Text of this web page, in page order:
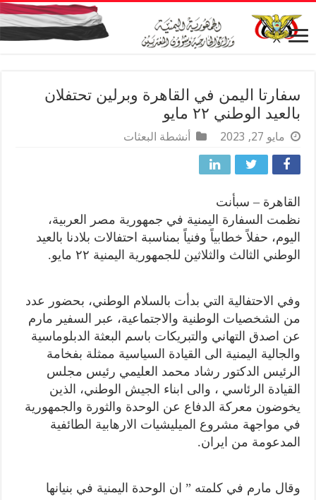
سفارتا اليمن في القاهرة وبرلين تحتفلان
بالعيد الوطني ٢٢ مايو
مايو 27, 2023 أنشطة البعثات
القاهرة – سبأنت
نظمت السفارة اليمنية في جمهورية مصر العربية،
اليوم، حفلاً خطابياً وفنياً بمناسبة احتفالات بلادنا بالعيد
الوطني الثالث والثلاثين للجمهورية اليمنية ٢٢ مايو.
وفي الاحتفالية التي بدأت بالسلام الوطني، بحضور عدد
من الشخصيات الوطنية والاجتماعية، عبر السفير مارم
عن اصدق التهاني والتبريكات باسم البعثة الدبلوماسية
والجالية اليمنية الى القيادة السياسية ممثلة بفخامة
الرئيس الدكتور رشاد محمد العليمي رئيس مجلس
القيادة الرئاسي ، والى ابناء الجيش الوطني، الذين
يخوضون معركة الدفاع عن الوحدة والثورة والجمهورية
في مواجهة مشروع الميليشيات الارهابية الطائفية
المدعومة من ايران.
وقال مارم في كلمته ” ان الوحدة اليمنية في بنيانها